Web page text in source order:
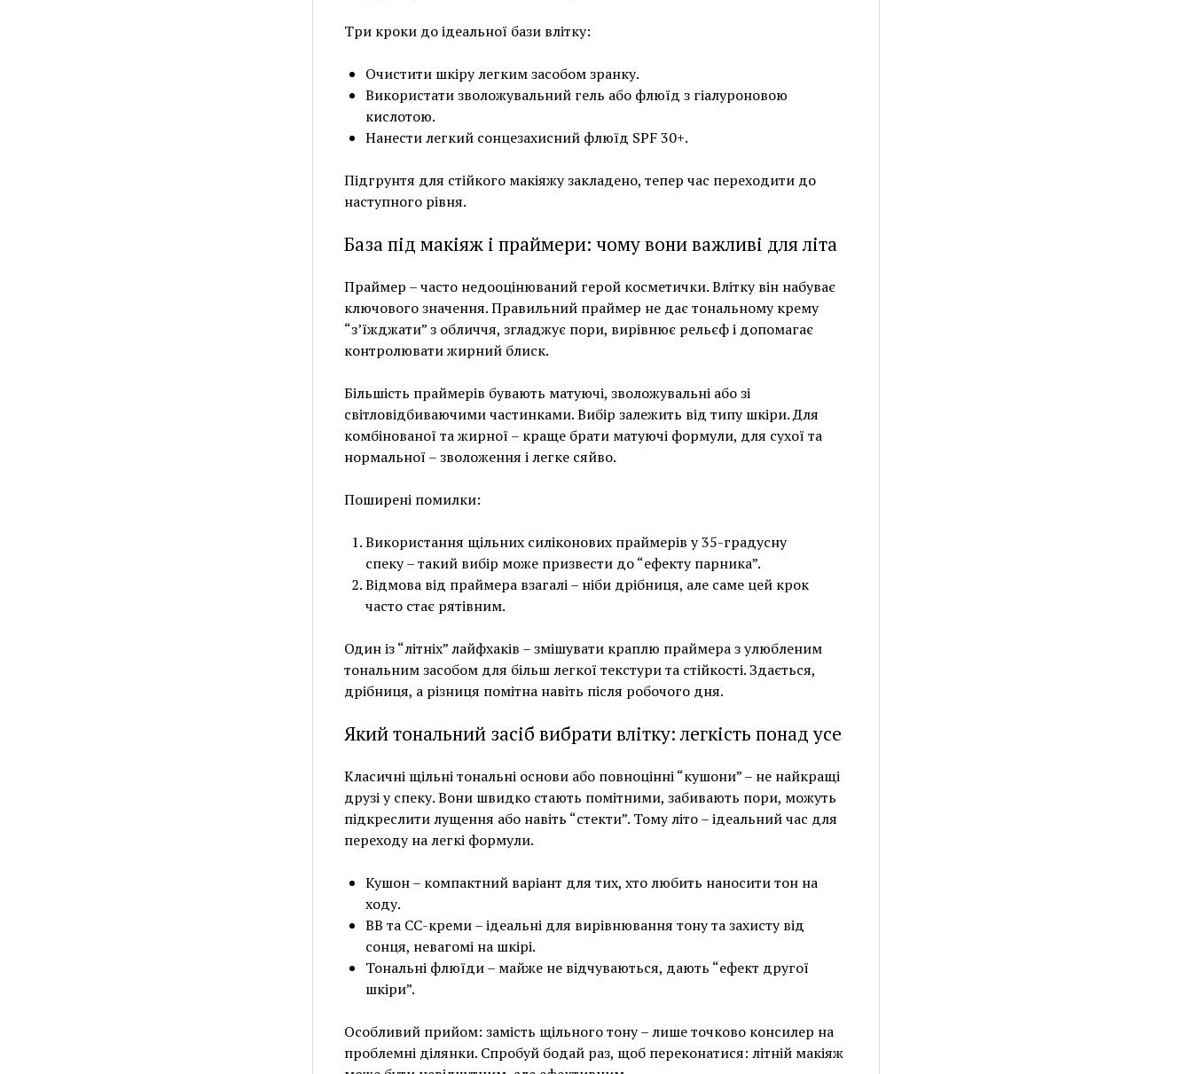
Три кроки до ідеальної бази влітку:
Очистити шкіру легким засобом зранку.
Використати зволожувальний гель або флюїд з гіалуроновою
кислотою.
Нанести легкий сонцезахисний флюїд SPF 30+.
Підгрунтя для стійкого макіяжу закладено, тепер час переходити до
наступного рівня.
База під макіяж і праймери: чому вони важливі для літа
Праймер – часто недооцінюваний герой косметички. Влітку він набуває
ключового значення. Правильний праймер не дає тональному крему
“з’їжджати” з обличчя, згладжує пори, вирівнює рельєф і допомагає
контролювати жирний блиск.
Більшість праймерів бувають матуючі, зволожувальні або зі
світловідбиваючими частинками. Вибір залежить від типу шкіри. Для
комбінованої та жирної – краще брати матуючі формули, для сухої та
нормальної – зволоження і легке сяйво.
Поширені помилки:
Використання щільних силіконових праймерів у 35-градусну
спеку – такий вибір може призвести до “ефекту парника”.
Відмова від праймера взагалі – ніби дрібниця, але саме цей крок
часто стає рятівним.
Один із “літніх” лайфхаків – змішувати краплю праймера з улюбленим
тональним засобом для більш легкої текстури та стійкості. Здається,
дрібниця, а різниця помітна навіть після робочого дня.
Який тональний засіб вибрати влітку: легкість понад усе
Класичні щільні тональні основи або повноцінні “кушони” – не найкращі
друзі у спеку. Вони швидко стають помітними, забивають пори, можуть
підкреслити лущення або навіть “стекти”. Тому літо – ідеальний час для
переходу на легкі формули.
Кушон – компактний варіант для тих, хто любить наносити тон на
ходу.
ВВ та СС-креми – ідеальні для вирівнювання тону та захисту від
сонця, невагомі на шкірі.
Тональні флюїди – майже не відчуваються, дають “ефект другої
шкіри”.
Особливий прийом: замість щільного тону – лише точково консилер на
проблемні ділянки. Спробуй бодай раз, щоб переконатися: літній макіяж